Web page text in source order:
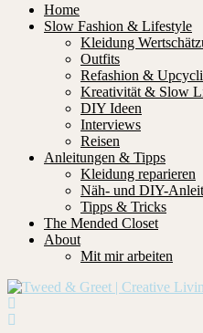
Home
Slow Fashion & Lifestyle
Kleidung
Outfits
Refashion &
Kreativität & Slow
DIY Ideen
Interviews
Reisen
Anleitungen & Tipps
Kleidung reparieren
Näh- und DIY-
Tipps & Tricks
The Mended Closet
About
Mit mir arbeiten